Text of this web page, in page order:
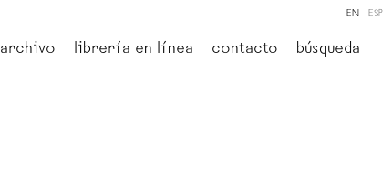
archivo librería en línea contacto búsqueda
EN ESP